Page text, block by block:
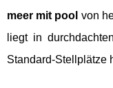
meer mit pool von
liegt in
Standard-Stellplätze